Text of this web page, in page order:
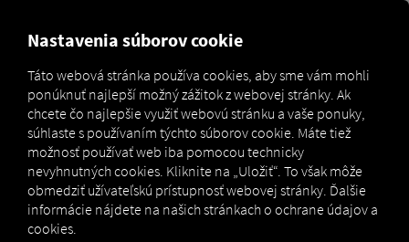
Marketplace Connectors Daf Connect How to
Nástup do DAF
Nastavenia súborov cookie
Táto webová stránka používa cookies, aby sme vám mohli
ponúknuť najlepší možný zážitok z webovej stránky. Ak
chcete čo najlepšie využiť webovú stránku a vaše ponuky,
súhlaste s používaním týchto súborov cookie. Máte tiež
možnosť používať web iba pomocou technicky
nevyhnutných cookies. Kliknite na „Uložiť“. To však môže
obmedziť užívateľskú prístupnosť webovej stránky. Ďalšie
informácie nájdete na našich stránkach o ochrane údajov a
cookies.